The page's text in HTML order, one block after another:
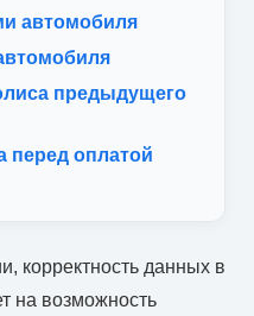
автомобиля
предыдущего
перед оплатой
корректность данных в
на возможность